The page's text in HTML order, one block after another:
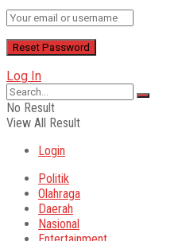
Log In
No Result
View All Result
Login
Politik
Olahraga
Daerah
Nasional